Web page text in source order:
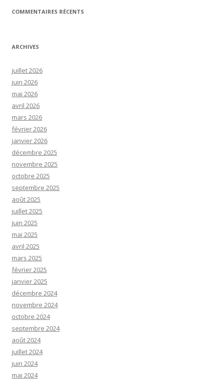
COMMENTAIRES RÉCENTS
ARCHIVES
juillet 2026
juin 2026
mai 2026
avril 2026
mars 2026
février 2026
janvier 2026
décembre 2025
novembre 2025
octobre 2025
septembre 2025
août 2025
juillet 2025
juin 2025
mai 2025
avril 2025
mars 2025
février 2025
janvier 2025
décembre 2024
novembre 2024
octobre 2024
septembre 2024
août 2024
juillet 2024
juin 2024
mai 2024